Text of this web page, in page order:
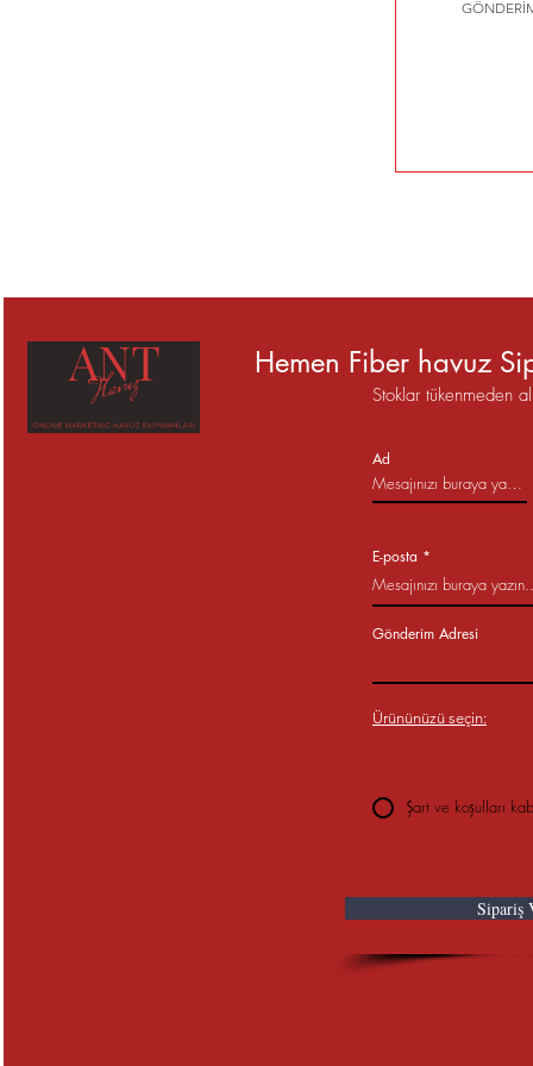
Hemen Fiber havuz
Stoklar tükenmeden
Ad
E-posta
Gönderim Adresi
Ürününüzü seçin:
Şart ve koşulları
Sipariş